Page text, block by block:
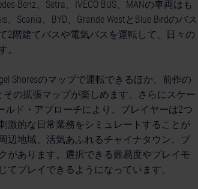
Benz、Setra、IVECO BUS、MANの車両はも
Scania、BYD、Grande WestとBlue Birdのバス
2階建てバスや電気バスを運転して、日々の
。
Shoresのマップで運転できるほか、前作の
その拡張マップが楽しめます。さらにスケー
ルド・アプローチにより、プレイヤーは2つ
激的な日常業務をシミュレートすることが
辺地域、活気あふれるチャイナタウン、プ
があります。選択できる難易度やプレイモ
プレイできるようになっています。